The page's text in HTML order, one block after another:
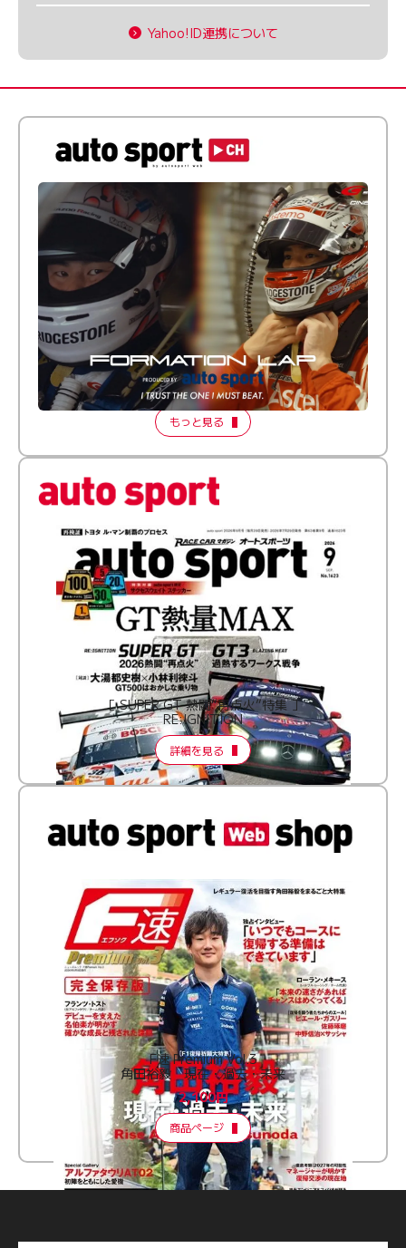
Yahoo!ID連携について
倒す相手を、信じてる。小林利徠斗 × 野村勇斗
【FORMATION LAP Produced by auto sport】
2026 Episode 2
もっと見る
［ SUPER GT 熱闘“再点火”特集 ］
RE:IGNITION
詳細を見る
F速 Premium Vol.3
角田裕毅 現在・過去・未来
2,100円
商品ページ